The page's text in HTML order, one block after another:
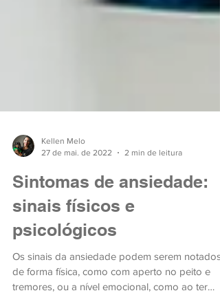
27 de mai. de 2022
2 min de leitura
Sintomas de ansiedade:
sinais físicos e
psicológicos
Os sinais da ansiedade podem serem notados